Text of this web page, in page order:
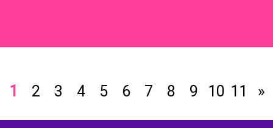
1 2 3 4 5 6 7 8 9 10 11 »